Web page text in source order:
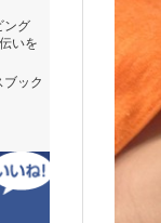
ング
いを
ック